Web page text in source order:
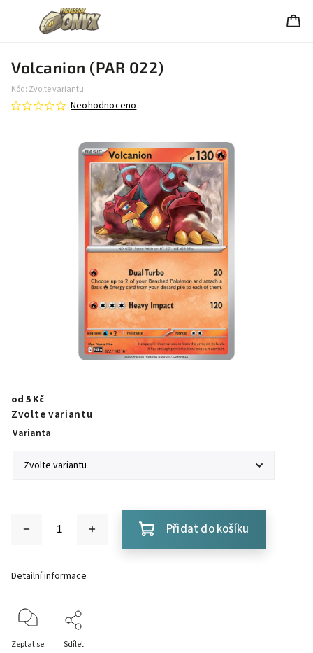
Volcanion (PAR 022)
Kód: Zvolte variantu
Neohodnoceno
od 5 Kč
Zvolte variantu
Varianta
Přidat do košíku
Detailní informace
Zeptat se Sdílet